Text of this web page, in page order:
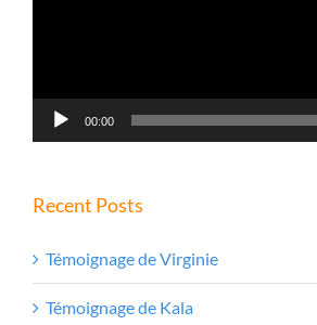
00:00
Recent Posts
Témoignage de Virginie
Témoignage de Kala